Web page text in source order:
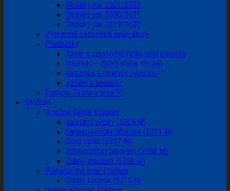
Školský rok 2021/2022
Školský rok 2020/2021
Školský rok 2019/2020
Významné osobnosti našej školy
Prednášky
Kaser a zdravotné riziká jeho použitia
Internet – dobrý sluha, zlý pán
Autizmus a Downov syndróm
Vzťahy a hodnoty
Časopis Teória a prax FL
Štúdium
4-ročné denné štúdium
Asistent výživy (5304 M)
Farmaceutický laborant (5311 M)
Očný optik (5312 M)
Zdravotnícky laborant (5308 M)
Zubný asistent (5358 M)
Pomaturitné kval. štúdium
Zubný technik (5310 N)